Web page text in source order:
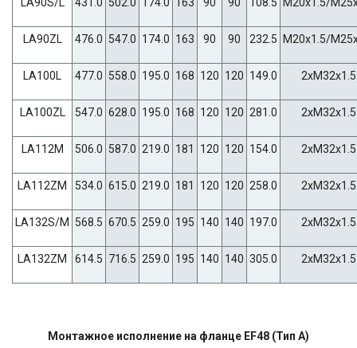
LA90ZL 476.0 547.0 174.0 163 90 90 232.5 M20x1.5/
LA100L 477.0 558.0 195.0 168 120 120 149.0 2xM32x1.5
LA100ZL 547.0 628.0 195.0 168 120 120 281.0 2xM32x1.5
LA112M 506.0 587.0 219.0 181 120 120 154.0 2xM32x1.5
LA112ZM 534.0 615.0 219.0 181 120 120 258.0 2xM32x1.5
LA132S/M 568.5 670.5 259.0 195 140 140 197.0 2xM32x1.5
LA132ZM 614.5 716.5 259.0 195 140 140 305.0 2xM32x1.5
Монтажное исполнение на фланце EF48 (Тип A)